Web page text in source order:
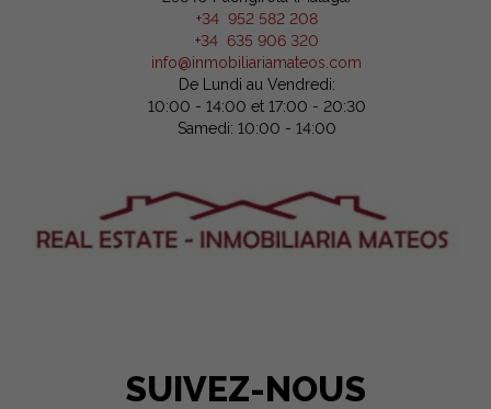
+34 952 582 208
+34 635 906 320
info@inmobiliariamateos.com
De Lundi au Vendredi:
10:00 - 14:00 et 17:00 - 20:30
Samedi: 10:00 - 14:00
SUIVEZ-NOUS